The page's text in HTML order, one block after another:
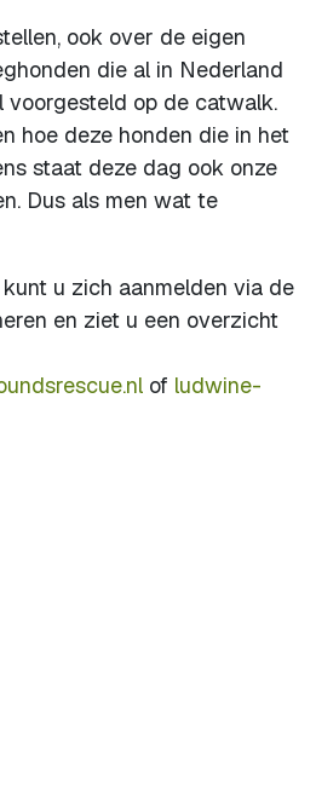
ook over de eigen
die al in Nederland
voorgesteld op de catwalk.
hoe deze honden die in het
staat deze dag ook onze
Dus als men wat te
u zich aanmelden via de
en ziet u een overzicht
of ludwine-